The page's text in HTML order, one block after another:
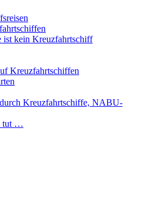
ist kein Kreuzfahrtschiff
Kreuzfahrtschiffen
Kreuzfahrtschiffe, NABU-
tut …